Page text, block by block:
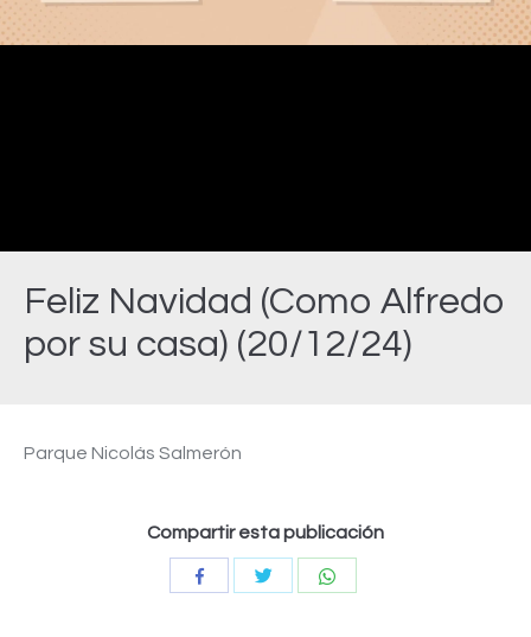
Feliz Navidad (Como Alfredo
por su casa) (20/12/24)
Video
Parque Nicolás Salmerón
Compartir esta publicación
CompartirCompartir